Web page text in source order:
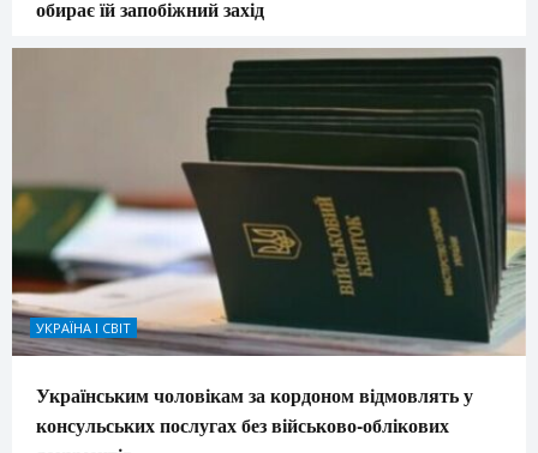
обирає їй запобіжний захід
УКРАЇНА І СВІТ
Українським чоловікам за кордоном відмовлять у
консульських послугах без військово-облікових